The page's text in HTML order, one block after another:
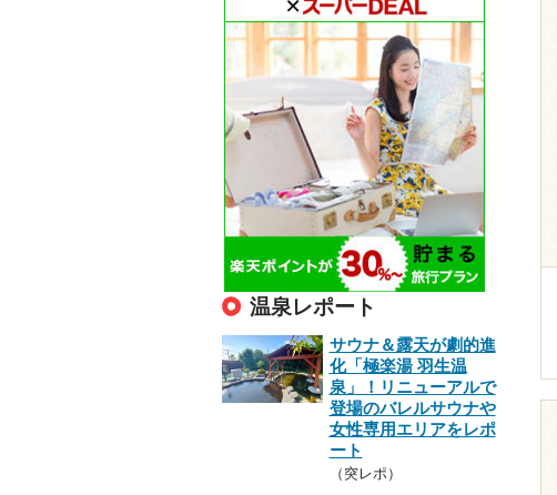
温泉レポート
サウナ＆露天が劇的進
化「極楽湯 羽生温
泉」！リニューアルで
登場のバレルサウナや
女性専用エリアをレポ
ート
（突レポ）